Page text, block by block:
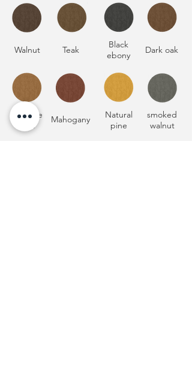
Walnut Teak
Black
ebony
Dark oak
Antique
pine
Mahogany
Natural
pine
smoked
walnut